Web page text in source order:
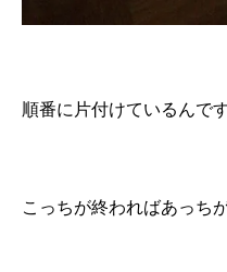
順番に片付けているんで
こっちが終わればあっち